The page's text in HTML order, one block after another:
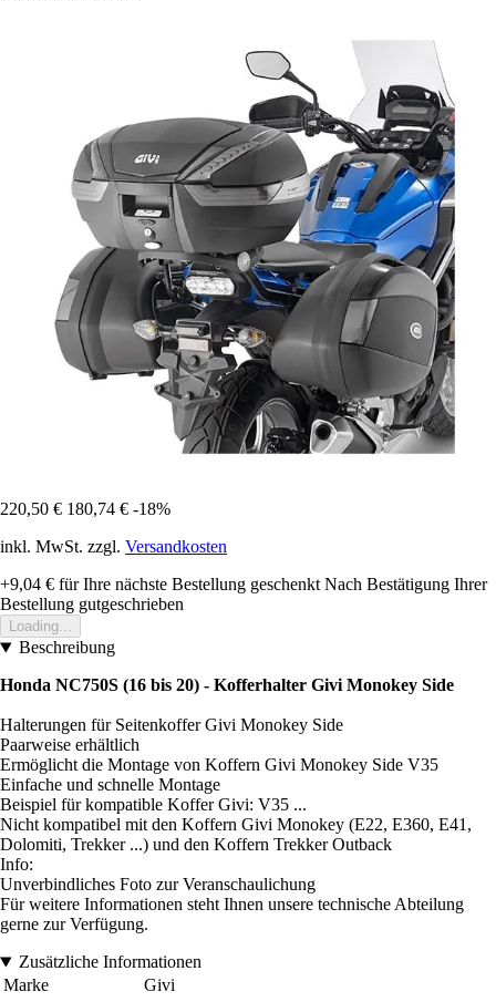
220,50 € 180,74 € -18%
inkl. MwSt. zzgl. Versandkosten
+9,04 € für Ihre nächste Bestellung geschenkt Nach Bestätigung Ihrer
Bestellung gutgeschrieben
Loading...
Beschreibung
Honda NC750S (16 bis 20) - Kofferhalter Givi Monokey Side
Halterungen für Seitenkoffer Givi Monokey Side
Paarweise erhältlich
Ermöglicht die Montage von Koffern Givi Monokey Side V35
Einfache und schnelle Montage
Beispiel für kompatible Koffer Givi: V35 ...
Nicht kompatibel mit den Koffern Givi Monokey (E22, E360, E41,
Dolomiti, Trekker ...) und den Koffern Trekker Outback
Info:
Unverbindliches Foto zur Veranschaulichung
Für weitere Informationen steht Ihnen unsere technische Abteilung
gerne zur Verfügung.
Zusätzliche Informationen
Marke
Givi